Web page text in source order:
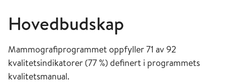
Hovedbudskap
Mammografiprogrammet oppfyller 71 av 92
kvalitetsindikatorer (77 %) definert i programmets
kvalitetsmanual.